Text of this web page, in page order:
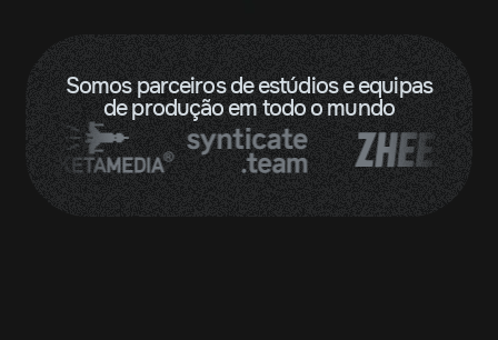
Somos parceiros de estúdios e equipas
de produção em todo o mundo